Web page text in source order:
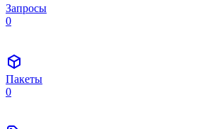
Запросы
0
Пакеты
0